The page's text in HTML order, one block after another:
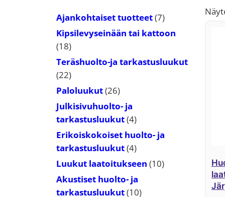
Ajankohtaiset tuotteet 77
tuotetta
Kipsilevyseinään tai kattoon
1818
tuotetta
Teräshuolto-ja tarkastusluukut
2222
tuotetta
Paloluukut 2626
tuotetta
Julkisivuhuolto- ja
tarkastusluukut 44
tuotetta
Erikoiskokoiset huolto- ja
tarkastusluukut 44
tuotetta
Luukut laatoitukseen 1010
Akustiset huolto- ja
tarkastusluukut 1010